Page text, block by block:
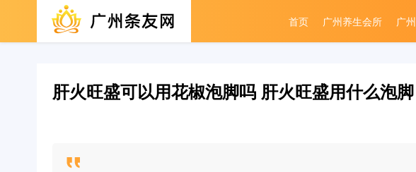
首页 广州养生会所 广
肝火旺盛可以用花椒泡脚吗 肝火旺盛用什么泡脚